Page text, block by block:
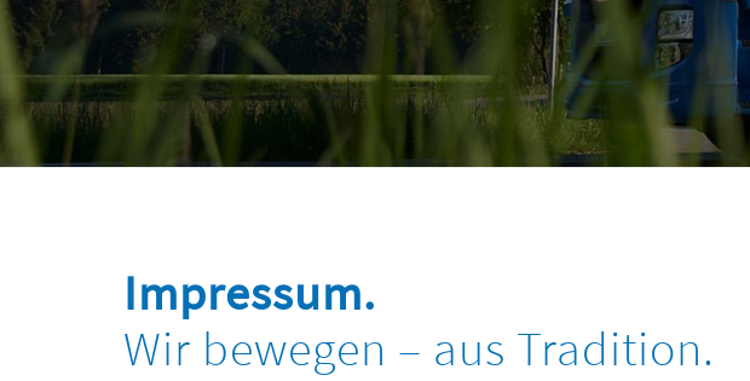
Impressum.
Wir bewegen – aus Tradition.